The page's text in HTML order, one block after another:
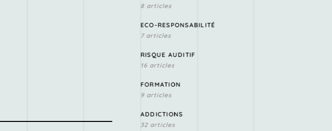
8 articles
ECO-RESPONSABILITÉ
7 articles
RISQUE AUDITIF
16 articles
FORMATION
9 articles
ADDICTIONS
32 articles